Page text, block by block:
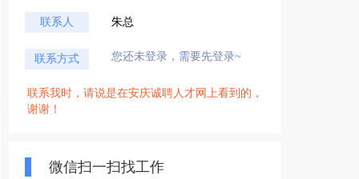
联系人 朱总
联系方式 您还未登录，需要先登录~
联系我时，请说是在安庆诚聘人才网上看到的，
谢谢！
微信扫一扫找工作